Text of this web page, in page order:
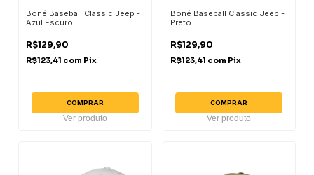
Boné Baseball Classic Jeep -
Azul Escuro
R$129,90
R$123,41 com Pix
COMPRAR
Ver produto
Boné Baseball Classic Jeep -
Preto
R$129,90
R$123,41 com Pix
COMPRAR
Ver produto